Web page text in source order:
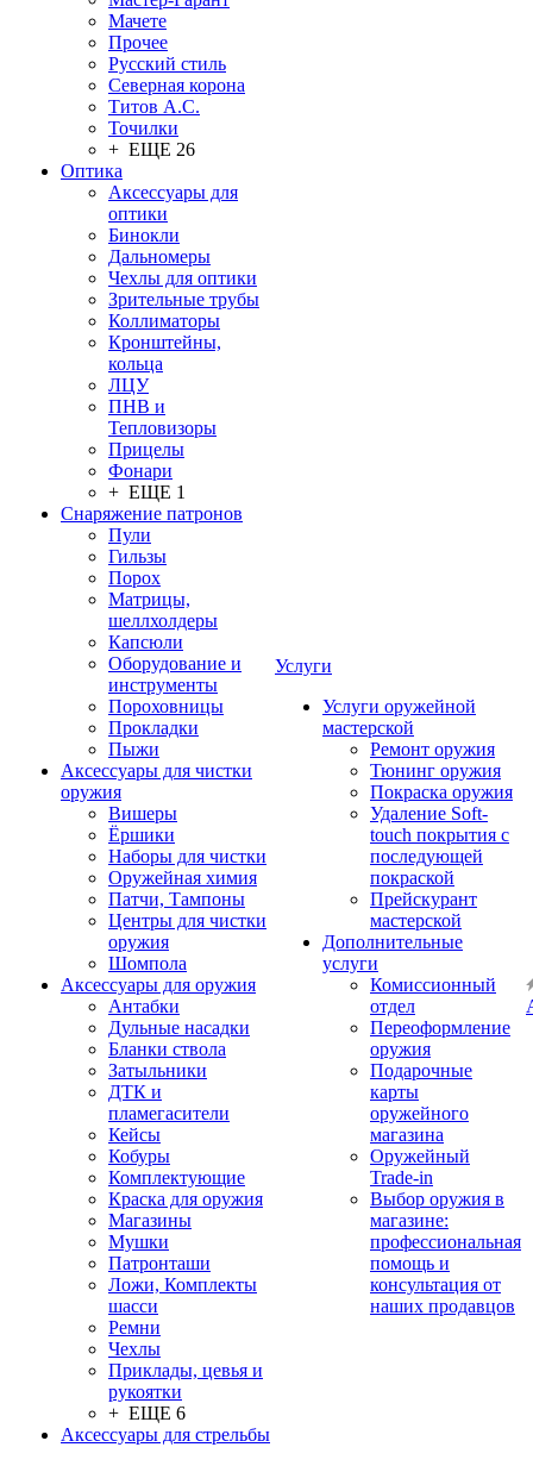
Мачете
Прочее
Русский стиль
Северная корона
Титов А.С.
Точилки
+ ЕЩЕ 26
Оптика
Аксессуары для
оптики
Бинокли
Дальномеры
Чехлы для оптики
Зрительные трубы
Коллиматоры
Кронштейны,
кольца
ЛЦУ
ПНВ и
Тепловизоры
Прицелы
Фонари
+ ЕЩЕ 1
Снаряжение патронов
Пули
Гильзы
Порох
Матрицы,
шеллхолдеры
Капсюли
Оборудование и
инструменты
Пороховницы
Прокладки
Пыжи
Аксессуары для чистки
оружия
Вишеры
Ёршики
Наборы для чистки
Оружейная химия
Патчи, Тампоны
Центры для чистки
оружия
Шомпола
Аксессуары для оружия
Антабки
Дульные насадки
Бланки ствола
Затыльники
ДТК и
пламегасители
Кейсы
Кобуры
Комплектующие
Краска для оружия
Магазины
Мушки
Патронташи
Ложи, Комплекты
шасси
Ремни
Чехлы
Приклады, цевья и
рукоятки
+ ЕЩЕ 6
Аксессуары для стрельбы
Услуги
Услуги оружейной
мастерской
Ремонт оружия
Тюнинг оружия
Покраска оружия
Удаление Soft-
touch покрытия с
последующей
покраской
Прейскурант
мастерской
Дополнительные
услуги
Комиссионный
отдел
Переоформление
оружия
Подарочные
карты
оружейного
магазина
Оружейный
Trade-in
Выбор оружия в
магазине:
профессиональная
помощь и
консультация от
наших продавцов